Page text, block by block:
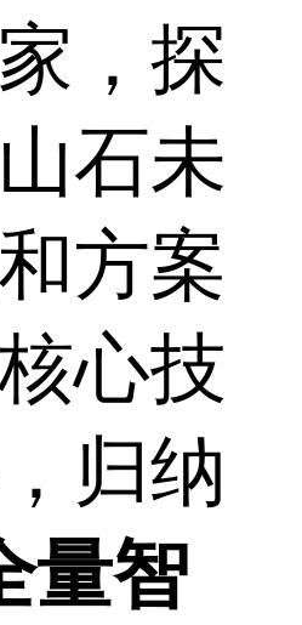
，探
石未
方案
心技
归纳
量智